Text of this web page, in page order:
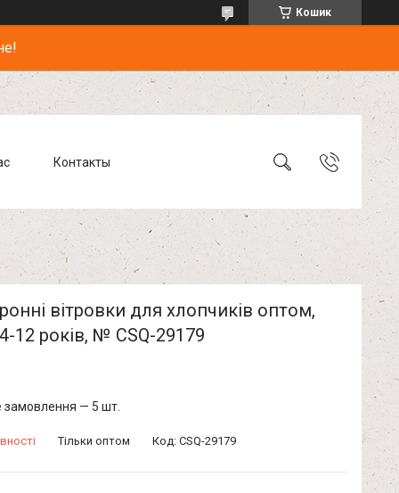
Кошик
Контакты
вітровки для хлопчиків оптом,
12 років, № CSQ-29179
замовлення — 5 шт.
Тільки оптом Код: CSQ-29179